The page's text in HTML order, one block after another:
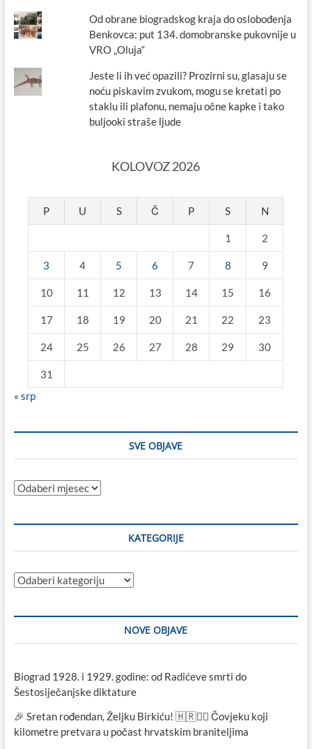
Od obrane biogradskog kraja do oslobođenja
Benkovca: put 134. domobranske pukovnije u
VRO „Oluja“
Jeste li ih već opazili? Prozirni su, glasaju se
noću piskavim zvukom, mogu se kretati po
staklu ili plafonu, nemaju očne kapke i tako
buljooki straše ljude
KOLOVOZ 2026
P U S Č P S N
1 2
3 4 5 6 7 8 9
10 11 12 13 14 15 16
17 18 19 20 21 22 23
24 25 26 27 28 29 30
31
« srp
SVE OBJAVE
Sve
KATEGORIJE
Kategorije
NOVE OBJAVE
Biograd 1928. i 1929. godine: od Radićeve smrti do
Šestosiječanjske diktature
🎉 Sretan rođendan, Željku Birkiću! 🇭🇷🏃‍♂️ Čovjeku koji
kilometre pretvara u počast hrvatskim braniteljima